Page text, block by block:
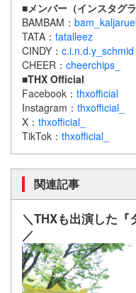
■メンバー（インスタグラ
BAMBAM：
TATA： tatalleez
CINDY： c.i.n.d.y_schmid
CHEER： cheerchips_
■THX Official
Facebook： thxofficial
Instagram： thxofficial_
X： thxofficial_
TikTok： thxofficial_
関連記事
＼THXも出演した『
／